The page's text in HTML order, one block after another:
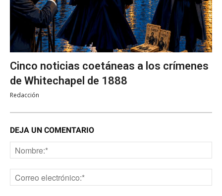
Cinco noticias coetáneas a los crímenes
de Whitechapel de 1888
Redacción
DEJA UN COMENTARIO